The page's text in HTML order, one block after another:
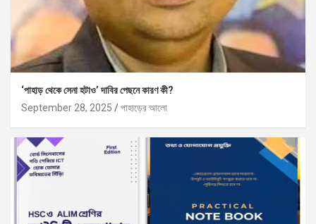
‘পাহাড় থেকে সেনা হটাও’ দাবির পেছনে কারণ কী?
September 28, 2025
পাহাড়ের আলো